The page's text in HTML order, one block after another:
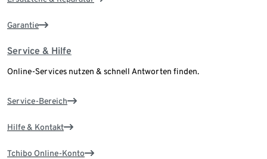
Garantie
Service & Hilfe
Online-Services nutzen & schnell Antworten finden.
Service-Bereich
Hilfe & Kontakt
Tchibo Online-Konto